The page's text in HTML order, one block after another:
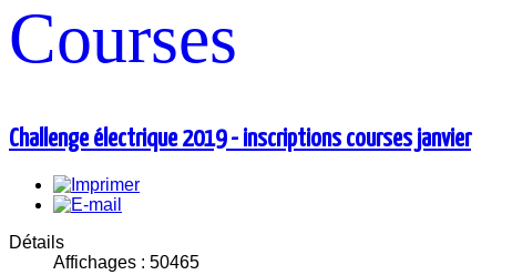
Courses
Challenge électrique 2019 - inscriptions courses janvier
Détails
Affichages : 50465